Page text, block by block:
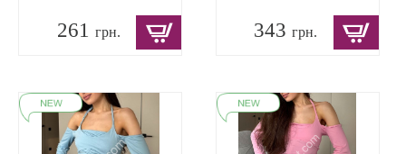
261 грн. 343грн.